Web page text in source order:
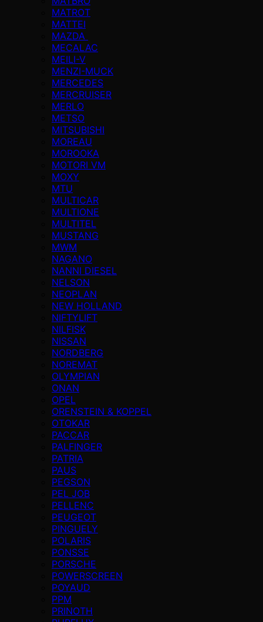
MATROT
MATTEI
MAZDA
MECALAC
MEILI-V
MENZI-MUCK
MERCEDES
MERCRUISER
MERLO
METSO
MITSUBISHI
MOREAU
MOROOKA
MOTORI VM
MOXY
MTU
MULTICAR
MULTIONE
MULTITEL
MUSTANG
MWM
NAGANO
NANNI DIESEL
NELSON
NEOPLAN
NEW HOLLAND
NIFTYLIFT
NILFISK
NISSAN
NORDBERG
NOREMAT
OLYMPIAN
ONAN
OPEL
ORENSTEIN & KOPPEL
OTOKAR
PACCAR
PALFINGER
PATRIA
PAUS
PEGSON
PEL JOB
PELLENC
PEUGEOT
PINGUELY
POLARIS
PONSSE
PORSCHE
POWERSCREEN
POYAUD
PPM
PRINOTH